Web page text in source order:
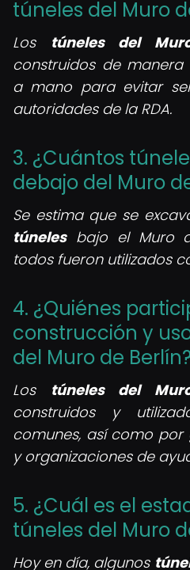
túneles del Muro
Los túneles del
construidos de manera
a mano para evitar
autoridades de la RDA.
3. ¿Cuántos
debajo del Muro
Se estima que se
túnelesbajo el Muro
todos fueron utilizados
4. ¿Quiénes
construcción y
del Muro de
Los túneles del
construidos y
comunes, así como por
y organizaciones de
5. ¿Cuál es el
túneles del Muro
Hoy en día, algunos